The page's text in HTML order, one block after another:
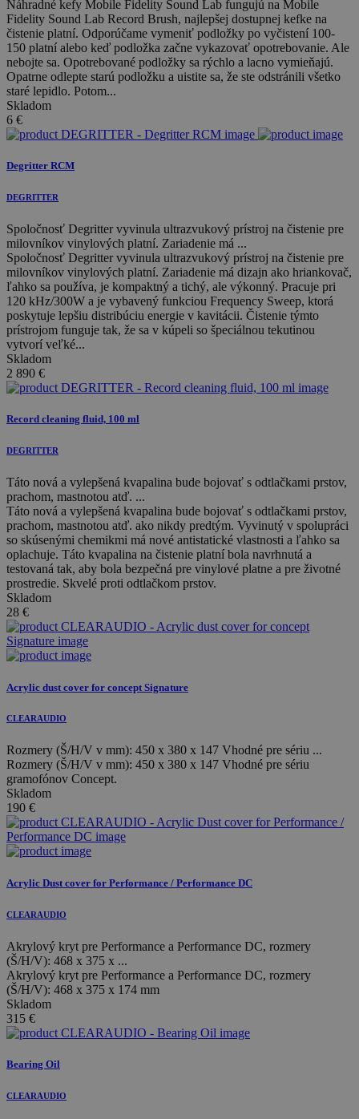
Náhradné kefy Mobile Fidelity Sound Lab fungujú na Mobile
Fidelity Sound Lab Record Brush, najlepšej dostupnej kefke na
čistenie platní. Odporúčame vymeniť podložky po vyčistení 100-
150 platní alebo keď podložka začne vykazovať opotrebovanie. Ale
nebojte sa. Opotrebované podložky sa rýchlo a lacno vymieňajú.
Opatrne odlepte starú podložku a uistite sa, že ste odstránili všetko
staré lepidlo. Potom...
Skladom
6 €
Degritter RCM
DEGRITTER
Spoločnosť Degritter vyvinula ultrazvukový prístroj na čistenie pre
milovníkov vinylových platní. Zariadenie má ...
Spoločnosť Degritter vyvinula ultrazvukový prístroj na čistenie pre
milovníkov vinylových platní. Zariadenie má dizajn ako hriankovač,
ľahko sa používa, je kompaktný a tichý, ale výkonný. Pracuje pri
120 kHz/300W a je vybavený funkciou Frequency Sweep, ktorá
poskytuje lepšiu distribúciu energie v kavitácii. Čistenie týmto
prístrojom funguje tak, že sa v kúpeli so špeciálnou tekutinou
vytvorí veľké...
Skladom
2 890 €
Record cleaning fluid, 100 ml
DEGRITTER
Táto nová a vylepšená kvapalina bude bojovať s odtlačkami prstov,
prachom, mastnotou atď. ...
Táto nová a vylepšená kvapalina bude bojovať s odtlačkami prstov,
prachom, mastnotou atď. ako nikdy predtým. Vyvinutý v spolupráci
so skúsenými chemikmi má nové antistatické vlastnosti a ľahko sa
oplachuje. Táto kvapalina na čistenie platní bola navrhnutá a
testovaná tak, aby bola bezpečná pre vinylové platne a pre životné
prostredie. Skvelé proti odtlačkom prstov.
Skladom
28 €
Acrylic dust cover for concept Signature
CLEARAUDIO
Rozmery (Š/H/V v mm): 450 x 380 x 147 Vhodné pre sériu ...
Rozmery (Š/H/V v mm): 450 x 380 x 147 Vhodné pre sériu
gramofónov Concept.
Skladom
190 €
Acrylic Dust cover for Performance / Performance DC
CLEARAUDIO
Akrylový kryt pre Performance a Performance DC, rozmery
(Š/H/V): 468 x 375 x ...
Akrylový kryt pre Performance a Performance DC, rozmery
(Š/H/V): 468 x 375 x 174 mm
Skladom
315 €
Bearing Oil
CLEARAUDIO